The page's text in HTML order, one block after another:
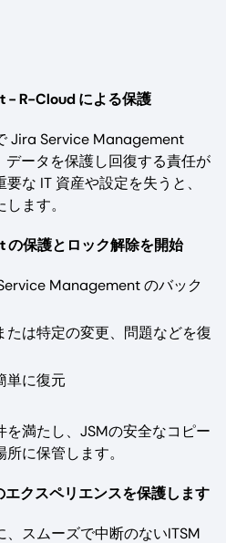
- R-Cloud による保護
Jira Service Management
ータを保護し回復する責任が
な IT 資産や設定を失うと、
ます。
保護とロック解除を開始
Management のバック
たは特定の変更、問題などを復
単に復元
を満たし、JSMの安全なコピー
に保管します。
クスペリエンスを保護します
、スムーズで中断のないITSM